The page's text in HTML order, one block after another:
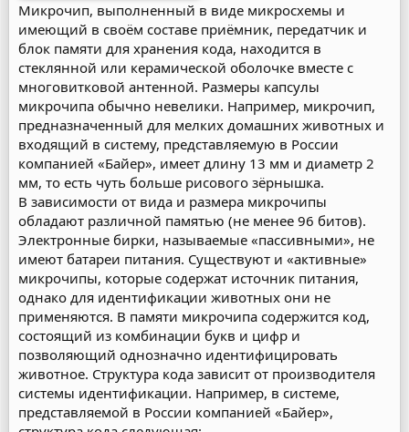
Микрочип, выполненный в виде микросхемы и
имеющий в своём составе приёмник, передатчик и
блок памяти для хранения кода, находится в
стеклянной или керамической оболочке вместе с
многовитковой антенной. Размеры капсулы
микрочипа обычно невелики. Например, микрочип,
предназначенный для мелких домашних животных и
входящий в систему, представляемую в России
компанией «Байер», имеет длину 13 мм и диаметр 2
мм, то есть чуть больше рисового зёрнышка.
В зависимости от вида и размера микрочипы
обладают различной памятью (не менее 96 битов).
Электронные бирки, называемые «пассивными», не
имеют батареи питания. Существуют и «активные»
микрочипы, которые содержат источник питания,
однако для идентификации животных они не
применяются. В памяти микрочипа содержится код,
состоящий из комбинации букв и цифр и
позволяющий однозначно идентифицировать
животное. Структура кода зависит от производителя
системы идентификации. Например, в системе,
представляемой в России компанией «Байер»,